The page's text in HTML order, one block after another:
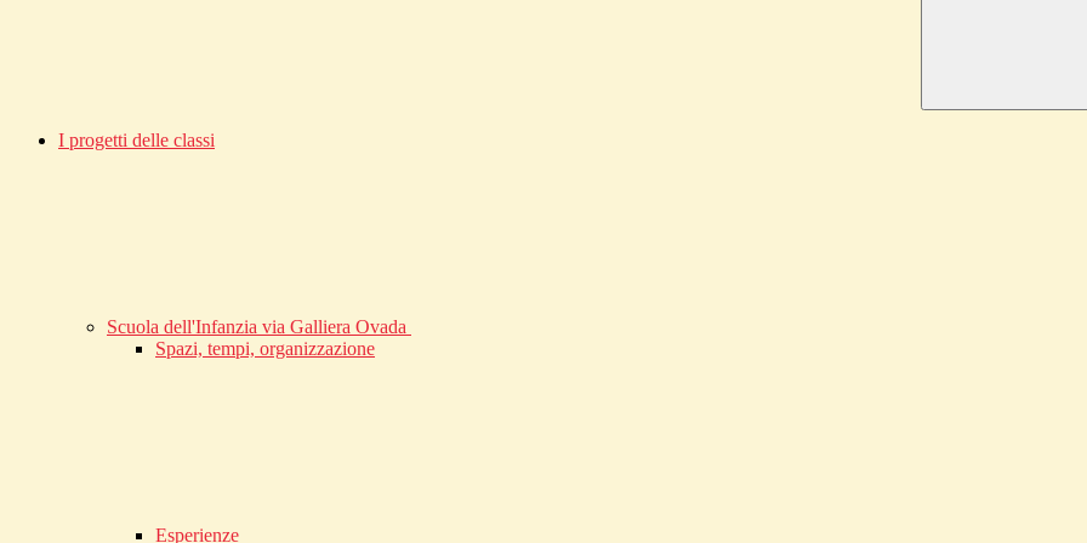
I progetti delle classi
Scuola dell'Infanzia via Galliera Ovada
Spazi, tempi, organizzazione
Esperienze